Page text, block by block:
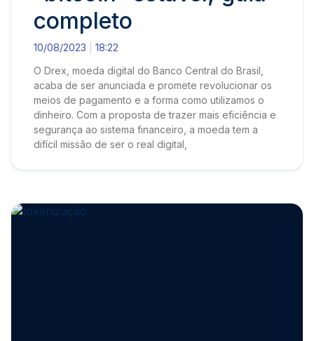
completo
10/08/2023
18:22
O Drex, moeda digital do Banco Central do Brasil,
acaba de ser anunciada e promete revolucionar os
meios de pagamento e a forma como utilizamos o
dinheiro. Com a proposta de trazer mais eficiência e
segurança ao sistema financeiro, a moeda tem a
difícil missão de ser o real digital,